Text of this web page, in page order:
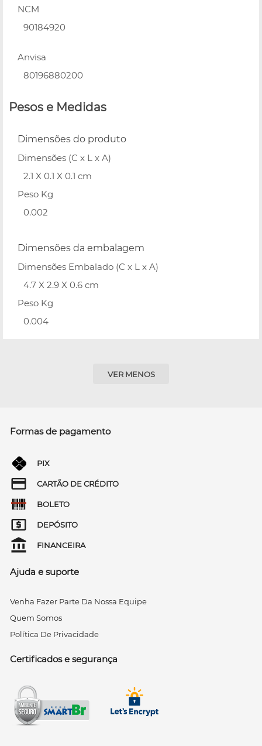
NCM
90184920
Anvisa
80196880200
Pesos e Medidas
Dimensões do produto
Dimensões (C x L x A)
2.1 X 0.1 X 0.1 cm
Peso Kg
0.002
Dimensões da embalagem
Dimensões Embalado (C x L x A)
4.7 X 2.9 X 0.6 cm
Peso Kg
0.004
VER MENOS
Formas de pagamento
PIX
CARTÃO DE CRÉDITO
BOLETO
DEPÓSITO
FINANCEIRA
Ajuda e suporte
Venha Fazer Parte Da Nossa Equipe
Quem Somos
Política De Privacidade
Certificados e segurança